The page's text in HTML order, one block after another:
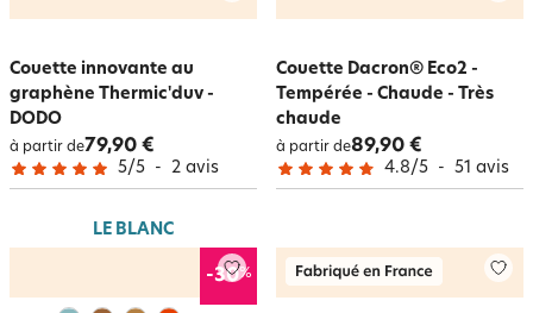
Couette innovante au
graphène Thermic'duv -
DODO
à partir de79,90 €
5/5 - 2 avis
Couette Dacron® Eco2 -
Tempérée - Chaude - Très
chaude
à partir de89,90 €
4.8/5 - 51 avis
LE BLANC
-30%